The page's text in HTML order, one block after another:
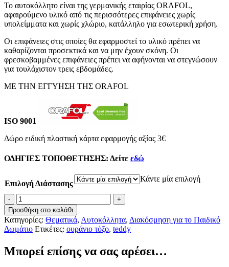
Το αυτοκόλλητο είναι της γερμανικής εταιρίας ORAFOL,
αφαιρούμενο υλικό από τις περισσότερες επιφάνειες χωρίς
υπολείμματα και χωρίς χλώριο, κατάλληλο για εσωτερική χρήση.
Οι επιφάνειες στις οποίες θα εφαρμοστεί το υλικό πρέπει να
καθαρίζονται προσεκτικά και να μην έχουν σκόνη. Οι
φρεσκοβαμμένες επιφάνειες πρέπει να αφήνονται να στεγνώσουν
για τουλάχιστον τρεις εβδομάδες.
ΜΕ ΤΗΝ ΕΓΓΥΗΣΗ ΤΗΣ ORAFOL
ISO 9001
Δώρο ειδική πλαστική κάρτα εφαρμογής αξίας 3€
ΟΔΗΓΙΕΣ ΤΟΠΟΘΕΤΗΣΗΣ: Δείτε εδώ
Επιλογή Διάστασης
Κάντε μία επιλογή
Αυτοκόλλητο
Τοίχου
Το
Αρκουδάκι
Και
Σαλιγκάρι
Προσθήκη στο καλάθι
Κατηγορίες: Θεματικά, Αυτοκόλλητα, Διακόσμηση για το Παιδικό
Δωμάτιο Ετικέτες: ουράνιο τόξο, teddy
Μπορεί επίσης να σας αρέσει…